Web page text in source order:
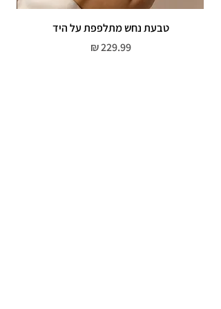
טבעת נחש מתלפפת על היד
מחיר‏229.99 ‏₪